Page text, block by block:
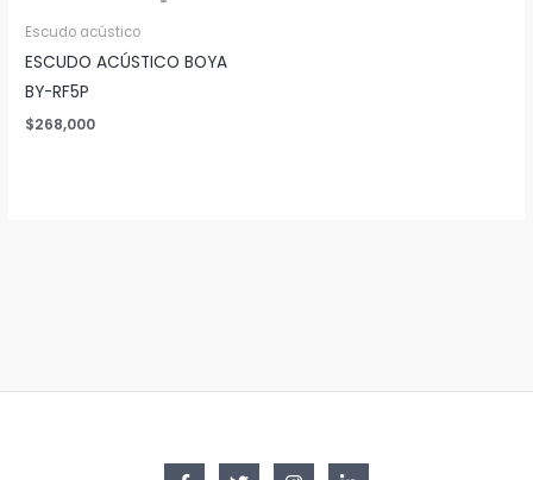
Escudo acústico
ESCUDO ACÚSTICO BOYA
BY-RF5P
$268,000